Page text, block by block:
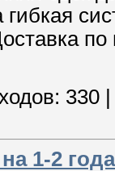
330
1-2